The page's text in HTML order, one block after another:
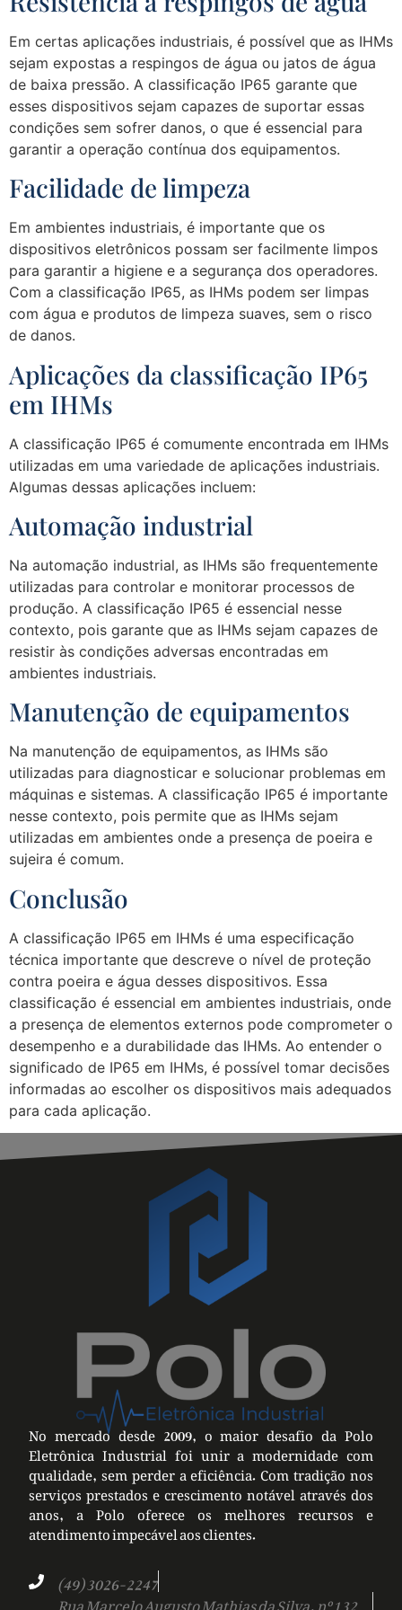
Em certas aplicações industriais, é possível que as IHMs
sejam expostas a respingos de água ou jatos de água
de baixa pressão. A classificação IP65 garante que
esses dispositivos sejam capazes de suportar essas
condições sem sofrer danos, o que é essencial para
garantir a operação contínua dos equipamentos.
Facilidade de limpeza
Em ambientes industriais, é importante que os
dispositivos eletrônicos possam ser facilmente limpos
para garantir a higiene e a segurança dos operadores.
Com a classificação IP65, as IHMs podem ser limpas
com água e produtos de limpeza suaves, sem o risco
de danos.
Aplicações da classificação IP65
em IHMs
A classificação IP65 é comumente encontrada em IHMs
utilizadas em uma variedade de aplicações industriais.
Algumas dessas aplicações incluem:
Automação industrial
Na automação industrial, as IHMs são frequentemente
utilizadas para controlar e monitorar processos de
produção. A classificação IP65 é essencial nesse
contexto, pois garante que as IHMs sejam capazes de
resistir às condições adversas encontradas em
ambientes industriais.
Manutenção de equipamentos
Na manutenção de equipamentos, as IHMs são
utilizadas para diagnosticar e solucionar problemas em
máquinas e sistemas. A classificação IP65 é importante
nesse contexto, pois permite que as IHMs sejam
utilizadas em ambientes onde a presença de poeira e
sujeira é comum.
Conclusão
A classificação IP65 em IHMs é uma especificação
técnica importante que descreve o nível de proteção
contra poeira e água desses dispositivos. Essa
classificação é essencial em ambientes industriais, onde
a presença de elementos externos pode comprometer o
desempenho e a durabilidade das IHMs. Ao entender o
significado de IP65 em IHMs, é possível tomar decisões
informadas ao escolher os dispositivos mais adequados
para cada aplicação.
No mercado desde 2009, o maior desafio da Polo
Eletrônica Industrial foi unir a modernidade com
qualidade, sem perder a eficiência. Com tradição nos
serviços prestados e crescimento notável através dos
anos, a Polo oferece os melhores recursos e
atendimento impecável aos clientes.
(49) 3026-2247